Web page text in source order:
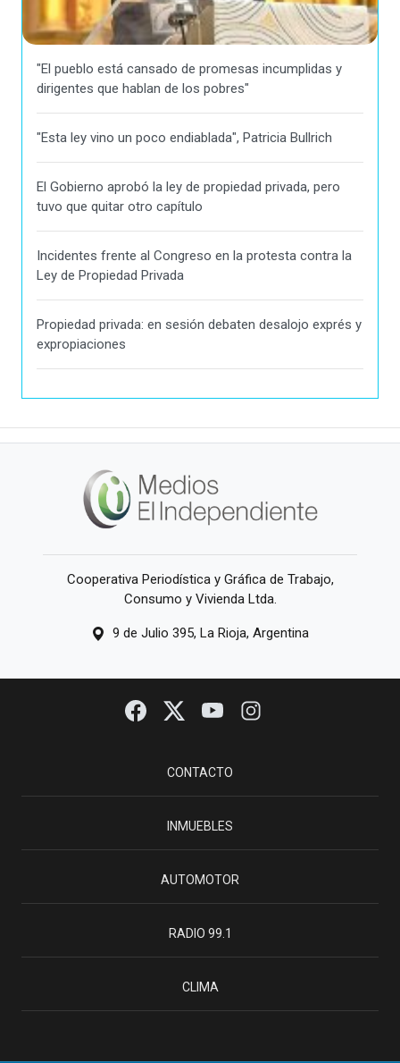
"El pueblo está cansado de promesas incumplidas y
dirigentes que hablan de los pobres"
"Esta ley vino un poco endiablada", Patricia Bullrich
El Gobierno aprobó la ley de propiedad privada, pero
tuvo que quitar otro capítulo
Incidentes frente al Congreso en la protesta contra la
Ley de Propiedad Privada
Propiedad privada: en sesión debaten desalojo exprés y
expropiaciones
Cooperativa Periodística y Gráfica de Trabajo,
Consumo y Vivienda Ltda.
9 de Julio 395, La Rioja, Argentina
CONTACTO
INMUEBLES
AUTOMOTOR
RADIO 99.1
CLIMA